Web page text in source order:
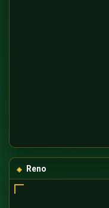
Reno